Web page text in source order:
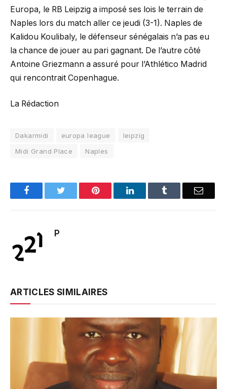
Europa, le RB Leipzig a imposé ses lois le terrain de
Naples lors du match aller ce jeudi (3-1). Naples de
Kalidou Koulibaly, le défenseur sénégalais n’a pas eu
la chance de jouer au pari gagnant. De l’autre côté
Antoine Griezmann a assuré pour l’Athlético Madrid
qui rencontrait Copenhague.
La Rédaction
Dakarmidi europa league
leipzig
Midi Grand Place
Naples
FacebookTwitter Pinterest LinkedInTumblr Email
P
ARTICLES SIMILAIRES